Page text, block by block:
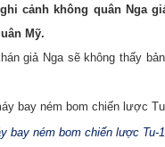
cảnh không quân Nga
Mỹ.
giả Nga sẽ không thấy
bay ném bom chiến lược